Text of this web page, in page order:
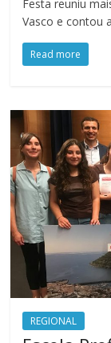
Festa reuniu
Vasco e contou
Read more
REGIONAL